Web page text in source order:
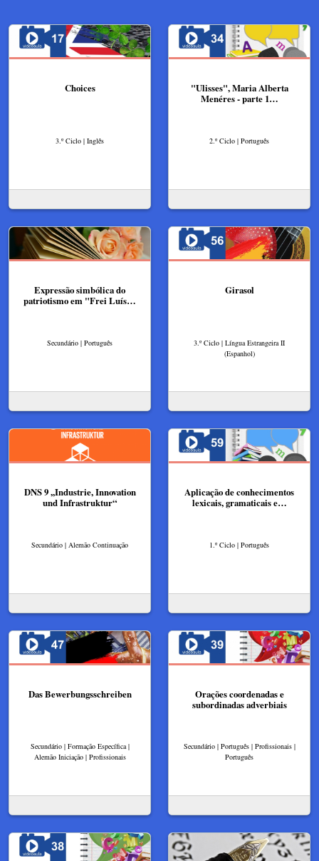
Choices
3.º Ciclo | Inglês
"Ulisses", Maria Alberta
Menéres - parte 1…
2.º Ciclo | Português
Expressão simbólica do
patriotismo em "Frei Luís…
Secundário | Português
Girasol
3.º Ciclo | Língua Estrangeira II
(Espanhol)
DNS 9 ,,Industrie, Innovation
und Infrastruktur“​
Secundário | Alemão Continuação
Aplicação de conhecimentos
lexicais, gramaticais e…
1.º Ciclo | Português
Das Bewerbungsschreiben
Secundário | Formação Específica |
Alemão Iniciação | Profissionais
Orações coordenadas e
subordinadas adverbiais
Secundário | Português | Profissionais |
Português